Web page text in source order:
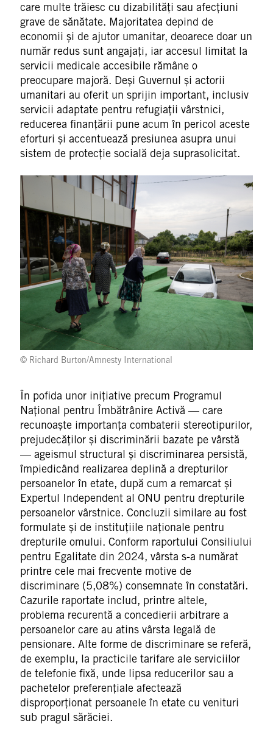
care multe trăiesc cu dizabilități sau afecțiuni
grave de sănătate. Majoritatea depind de
economii și de ajutor umanitar, deoarece doar un
număr redus sunt angajați, iar accesul limitat la
servicii medicale accesibile rămâne o
preocupare majoră. Deși Guvernul și actorii
umanitari au oferit un sprijin important, inclusiv
servicii adaptate pentru refugiații vârstnici,
reducerea finanțării pune acum în pericol aceste
eforturi și accentuează presiunea asupra unui
sistem de protecție socială deja suprasolicitat.
© Richard Burton/Amnesty International
În pofida unor inițiative precum Programul
Național pentru Îmbătrânire Activă — care
recunoaște importanța combaterii stereotipurilor,
prejudecăților și discriminării bazate pe vârstă
— ageismul structural și discriminarea persistă,
împiedicând realizarea deplină a drepturilor
persoanelor în etate, după cum a remarcat și
Expertul Independent al ONU pentru drepturile
persoanelor vârstnice. Concluzii similare au fost
formulate și de instituțiile naționale pentru
drepturile omului. Conform raportului Consiliului
pentru Egalitate din 2024, vârsta s-a numărat
printre cele mai frecvente motive de
discriminare (5,08%) consemnate în constatări.
Cazurile raportate includ, printre altele,
problema recurentă a concedierii arbitrare a
persoanelor care au atins vârsta legală de
pensionare. Alte forme de discriminare se referă,
de exemplu, la practicile tarifare ale serviciilor
de telefonie fixă, unde lipsa reducerilor sau a
pachetelor preferențiale afectează
disproporționat persoanele în etate cu venituri
sub pragul sărăciei.